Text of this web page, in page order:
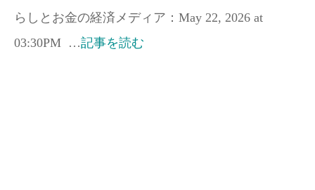
らしとお金の経済メディア：May 22, 2026 at
03:30PM …記事を読む